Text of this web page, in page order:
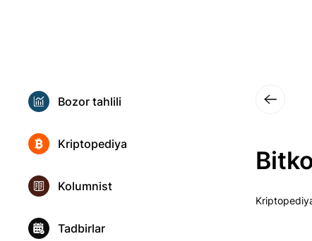
Kriptopediya
Kolumnist
Tadbirlar
Bozor tahlili